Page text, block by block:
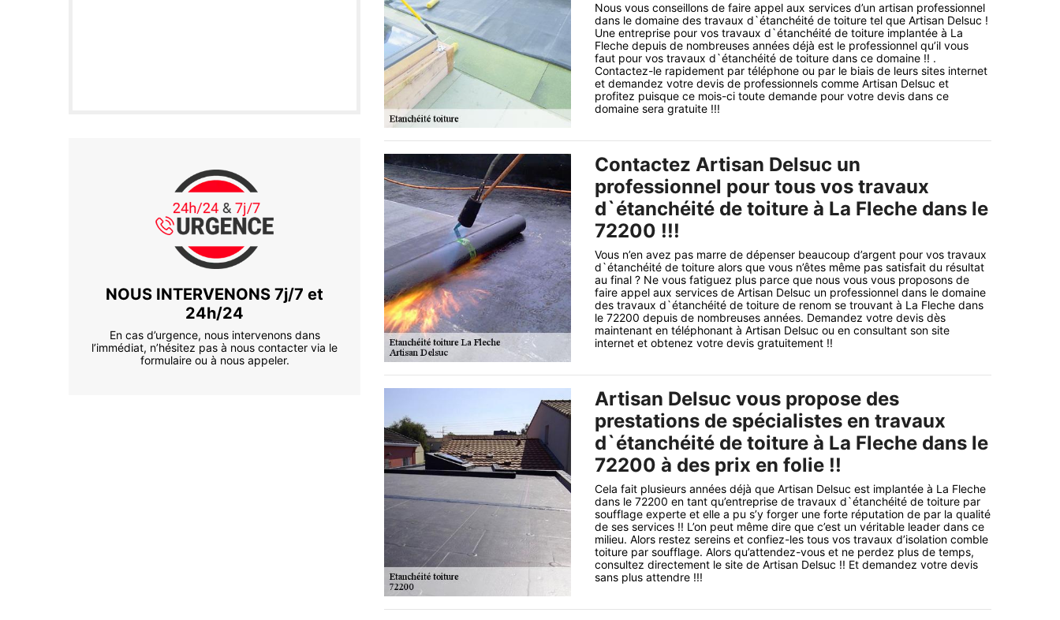
NOUS INTERVENONS 7j/7 et
24h/24
En cas d’urgence, nous intervenons dans
l’immédiat, n’hésitez pas à nous contacter via le
formulaire ou à nous appeler.
Nous vous conseillons de faire appel aux services d’un artisan professionnel
dans le domaine des travaux d`étanchéité de toiture tel que Artisan Delsuc !
Une entreprise pour vos travaux d`étanchéité de toiture implantée à La
Fleche depuis de nombreuses années déjà est le professionnel qu’il vous
faut pour vos travaux d`étanchéité de toiture dans ce domaine !! .
Contactez-le rapidement par téléphone ou par le biais de leurs sites internet
et demandez votre devis de professionnels comme Artisan Delsuc et
profitez puisque ce mois-ci toute demande pour votre devis dans ce
domaine sera gratuite !!!
Contactez Artisan Delsuc un
professionnel pour tous vos travaux
d`étanchéité de toiture à La Fleche dans le
72200 !!!
Vous n’en avez pas marre de dépenser beaucoup d’argent pour vos travaux
d`étanchéité de toiture alors que vous n’êtes même pas satisfait du résultat
au final ? Ne vous fatiguez plus parce que nous vous vous proposons de
faire appel aux services de Artisan Delsuc un professionnel dans le domaine
des travaux d`étanchéité de toiture de renom se trouvant à La Fleche dans
le 72200 depuis de nombreuses années. Demandez votre devis dès
maintenant en téléphonant à Artisan Delsuc ou en consultant son site
internet et obtenez votre devis gratuitement !!
Artisan Delsuc vous propose des
prestations de spécialistes en travaux
d`étanchéité de toiture à La Fleche dans le
72200 à des prix en folie !!
Cela fait plusieurs années déjà que Artisan Delsuc est implantée à La Fleche
dans le 72200 en tant qu’entreprise de travaux d`étanchéité de toiture par
soufflage experte et elle a pu s’y forger une forte réputation de par la qualité
de ses services !! L’on peut même dire que c’est un véritable leader dans ce
milieu. Alors restez sereins et confiez-les tous vos travaux d’isolation comble
toiture par soufflage. Alors qu’attendez-vous et ne perdez plus de temps,
consultez directement le site de Artisan Delsuc !! Et demandez votre devis
sans plus attendre !!!